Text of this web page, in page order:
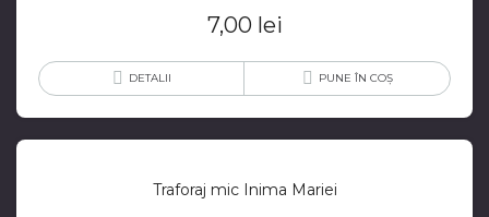
7,00 lei
DETALII PUNE ÎN COȘ
Traforaj mic Inima Mariei